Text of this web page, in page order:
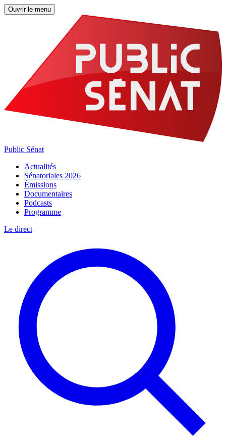
Ouvrir le menu
Public Sénat
Actualités
Sénatoriales 2026
Émissions
Documentaires
Podcasts
Programme
Le direct